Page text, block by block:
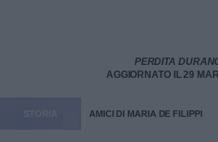
PERDITA
AGGIORNATO IL 29
AMICI DI MARIA DE FILIPPI